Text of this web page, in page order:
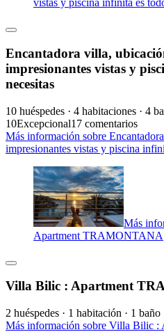
vistas y piscina infinita es
Encantadora villa,
impresionantes vistas y
necesitas
10 huéspedes · 4 habitaciones · 4
10Excepcional17 comentarios
Más información sobre
impresionantes vistas y piscina
Más
Apartment TRAMONTANA
Villa Bilic : Apartment
2 huéspedes · 1 habitación · 1 baño
Más información sobre Villa Bilic